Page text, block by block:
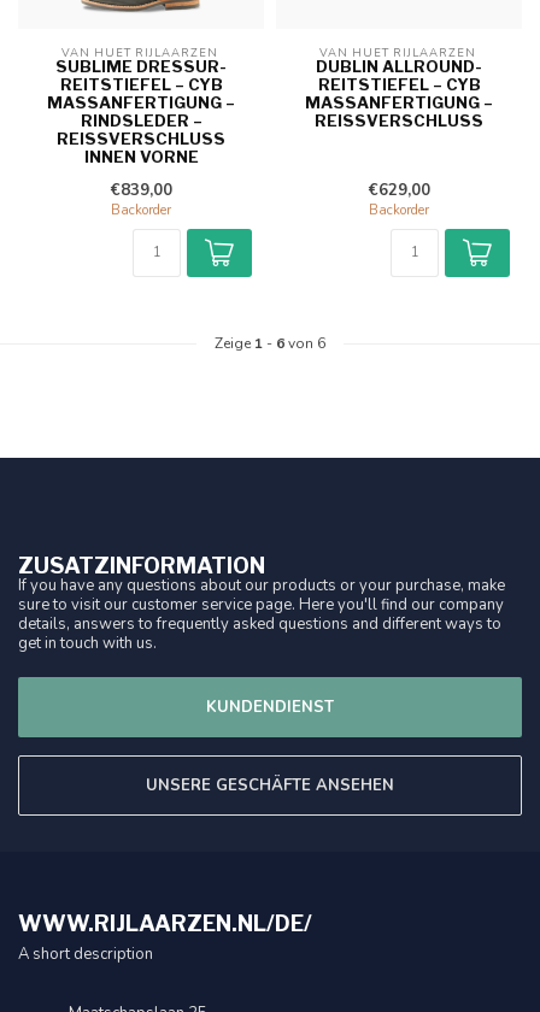
VAN HUET RIJLAARZEN
SUBLIME DRESSUR-
REITSTIEFEL – CYB
MASSANFERTIGUNG – R
INDSLEDER – R
EISSVERSCHLUSS IN
NEN VORNE
€839,00
Backorder
VAN HUET RIJLAARZEN
DUBLIN ALLROUND-
REITSTIEFEL – CYB
MASSANFERTIGUNG – R
EISSVERSCHLUSS
€629,00
Backorder
Zeige 1 - 6von 6
ZUSATZINFORMATION
If you have any questions about our products or your purchase, make
sure to visit our customer service page. Here you'll find our company
details, answers to frequently asked questions and different ways to
get in touch with us.
KUNDENDIENST
UNSERE GESCHÄFTE ANSEHEN
WWW.RIJLAARZEN.NL/DE/
A short description